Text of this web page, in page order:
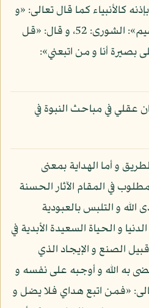
كالأنبياء كما قال تعالى: «و
إنك لتهدي إلى صراط مستقيم»: الشورى: 52، و قال: «قل
بصيرة أنا و من اتبعني»:
عقلي في مباحث النبوة في
و أما الهداية بمعنى
في المقام الآثار الحسنة
الله و التلبس بالعبودية
و الحياة السعيدة الأبدية في
الصنع و الإيجاد الذي
به الله و أوجبه على نفسه و
«فمن اتبع هداي فلا يضل و